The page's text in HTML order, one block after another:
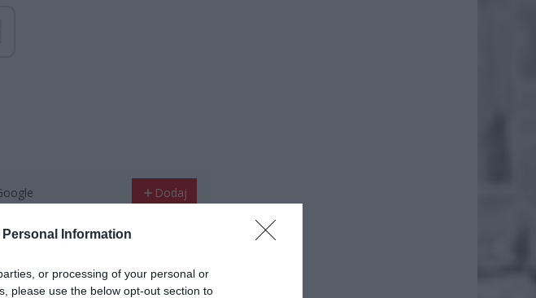
Information
or processing of your personal or
please use the below opt-out section to
Dodaj